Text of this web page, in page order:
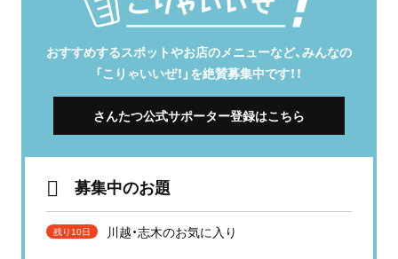
おすすめするスポットやお店のメニューなど、みんなの
「こりゃいいぜ！」を絶賛募集中です！！
さんたつ公式サポーター登録はこちら
募集中のお題
残り10日 川越・志木のお気に入り